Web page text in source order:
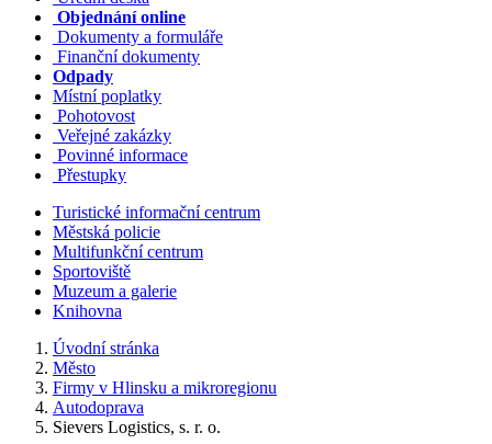
Objednání online
Dokumenty a formuláře
Finanční dokumenty
Odpady
Místní poplatky
Pohotovost
Veřejné zakázky
Povinné informace
Přestupky
Turistické informační centrum
Městská policie
Multifunkční centrum
Sportoviště
Muzeum a galerie
Knihovna
Úvodní stránka
Město
Firmy v Hlinsku a mikroregionu
Autodoprava
Sievers Logistics, s. r. o.